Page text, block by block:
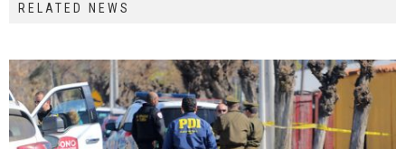
RELATED NEWS